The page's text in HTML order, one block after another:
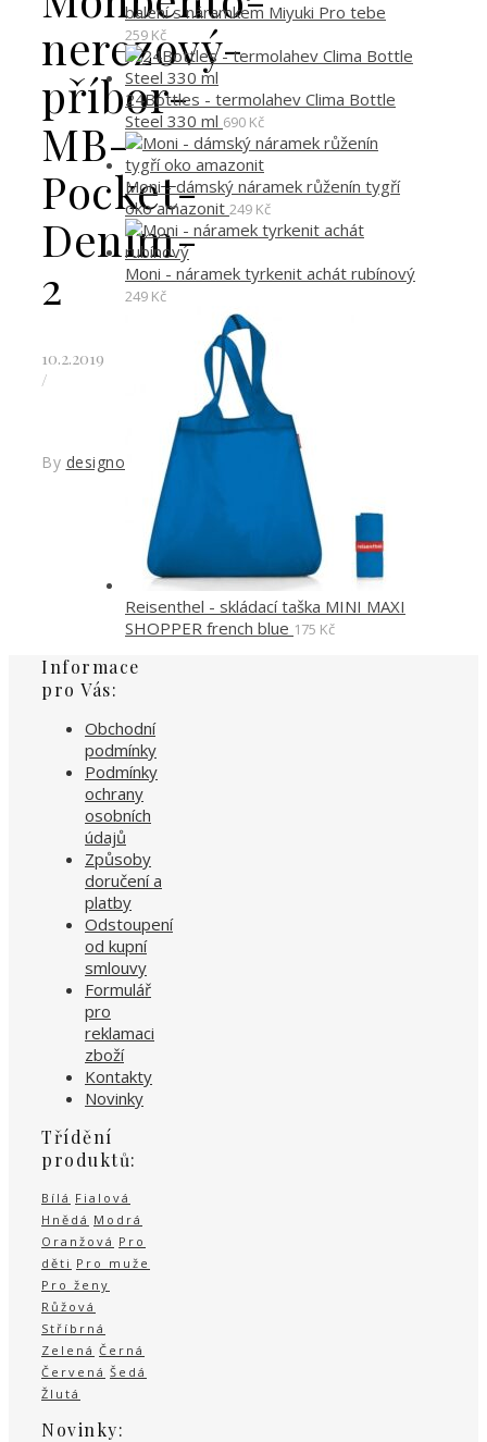
nerezový-
příbor-
MB-
Pocket-
Denim-
2
10.2.2019
/
By designoved
balení s náramkem Miyuki Pro tebe
259 Kč
24Bottles - termolahev Clima Bottle
Steel 330 ml 690 Kč
Moni - dámský náramek růženín tygří
oko amazonit 249 Kč
Moni - náramek tyrkenit achát rubínový
249 Kč
Reisenthel - skládací taška MINI MAXI
SHOPPER french blue 175 Kč
Informace
pro Vás:
Obchodní
podmínky
Podmínky
ochrany
osobních
údajů
Způsoby
doručení a
platby
Odstoupení
od kupní
smlouvy
Formulář
pro
reklamaci
zboží
Kontakty
Novinky
Třídění
produktů:
Bílá Fialová
Hnědá Modrá
Oranžová Pro
děti Pro muže
Pro ženy
Růžová
Stříbrná
Zelená Černá
Červená Šedá
Žlutá
Novinky: